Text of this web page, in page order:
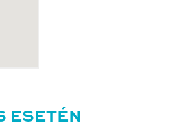
ESETÉN